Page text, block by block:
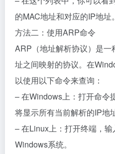
的MAC地址和对应的IP地址。
方法二：使用ARP命令
ARP（地址解析协议）是
址之间映射的协议。在
以使用以下命令来查询：
– 在Windows上：打开命令
将显示所有当前解析的IP地
– 在Linux上：打开终端，
Windows系统。